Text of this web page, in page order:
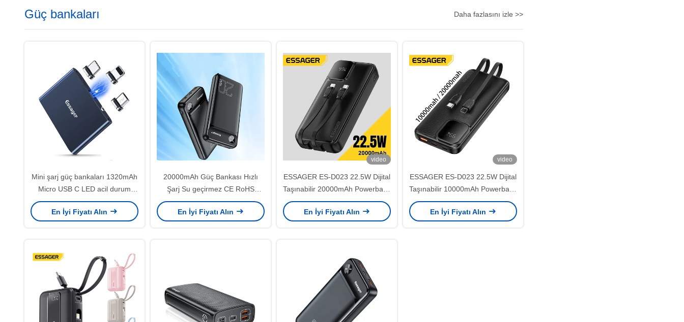
Güç bankaları Daha fazlasını izle >>
Mini şarj güç bankaları 1320mAh
Micro USB C LED acil durum
manyetik güç bankaları
En İyi Fiyatı Alın
20000mAh Güç Bankası Hızlı
Şarj Su geçirmez CE RoHS
Sertifikalı
En İyi Fiyatı Alın
video
ESSAGER ES-D023 22.5W Dijital
Taşınabilir 20000mAh Powerbank
(Kablolu)
En İyi Fiyatı Alın
video
ESSAGER ES-D023 22.5W Dijital
Taşınabilir 10000mAh Powerbank
(Kablolu)
En İyi Fiyatı Alın